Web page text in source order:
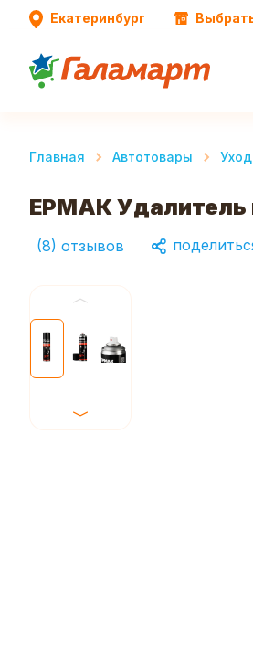
Екатеринбург
Главная Автотовары
ЕРМАК Удалитель
(8) отзывов